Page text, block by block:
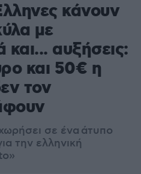
κάνουν
με
και... αυξήσεις:
και 50€ η
τον
σε ένα άτυπο
την ελληνική